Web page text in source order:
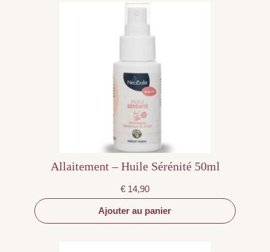
Allaitement – Huile Sérénité 50ml
€ 14,90
Ajouter au panier